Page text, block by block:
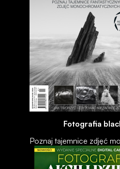
Fotografia
Poznaj tajemnice zdjęć